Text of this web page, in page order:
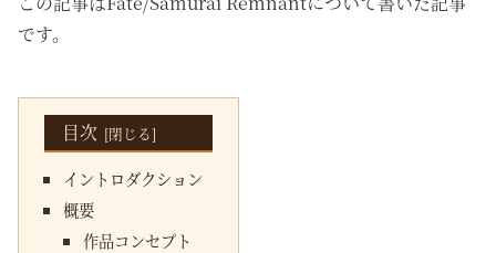
です。
目次
イントロダクション
概要
作品コンセプト